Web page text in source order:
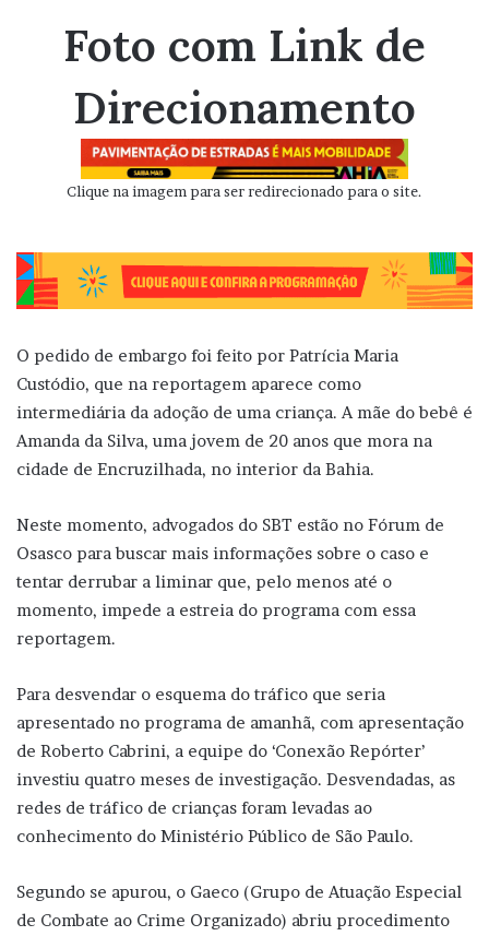
Foto com Link de
Direcionamento
Clique na imagem para ser redirecionado para o site.
O pedido de embargo foi feito por Patrícia Maria
Custódio, que na reportagem aparece como
intermediária da adoção de uma criança. A mãe do bebê é
Amanda da Silva, uma jovem de 20 anos que mora na
cidade de Encruzilhada, no interior da Bahia.
Neste momento, advogados do SBT estão no Fórum de
Osasco para buscar mais informações sobre o caso e
tentar derrubar a liminar que, pelo menos até o
momento, impede a estreia do programa com essa
reportagem.
Para desvendar o esquema do tráfico que seria
apresentado no programa de amanhã, com apresentação
de Roberto Cabrini, a equipe do ‘Conexão Repórter’
investiu quatro meses de investigação. Desvendadas, as
redes de tráfico de crianças foram levadas ao
conhecimento do Ministério Público de São Paulo.
Segundo se apurou, o Gaeco (Grupo de Atuação Especial
de Combate ao Crime Organizado) abriu procedimento